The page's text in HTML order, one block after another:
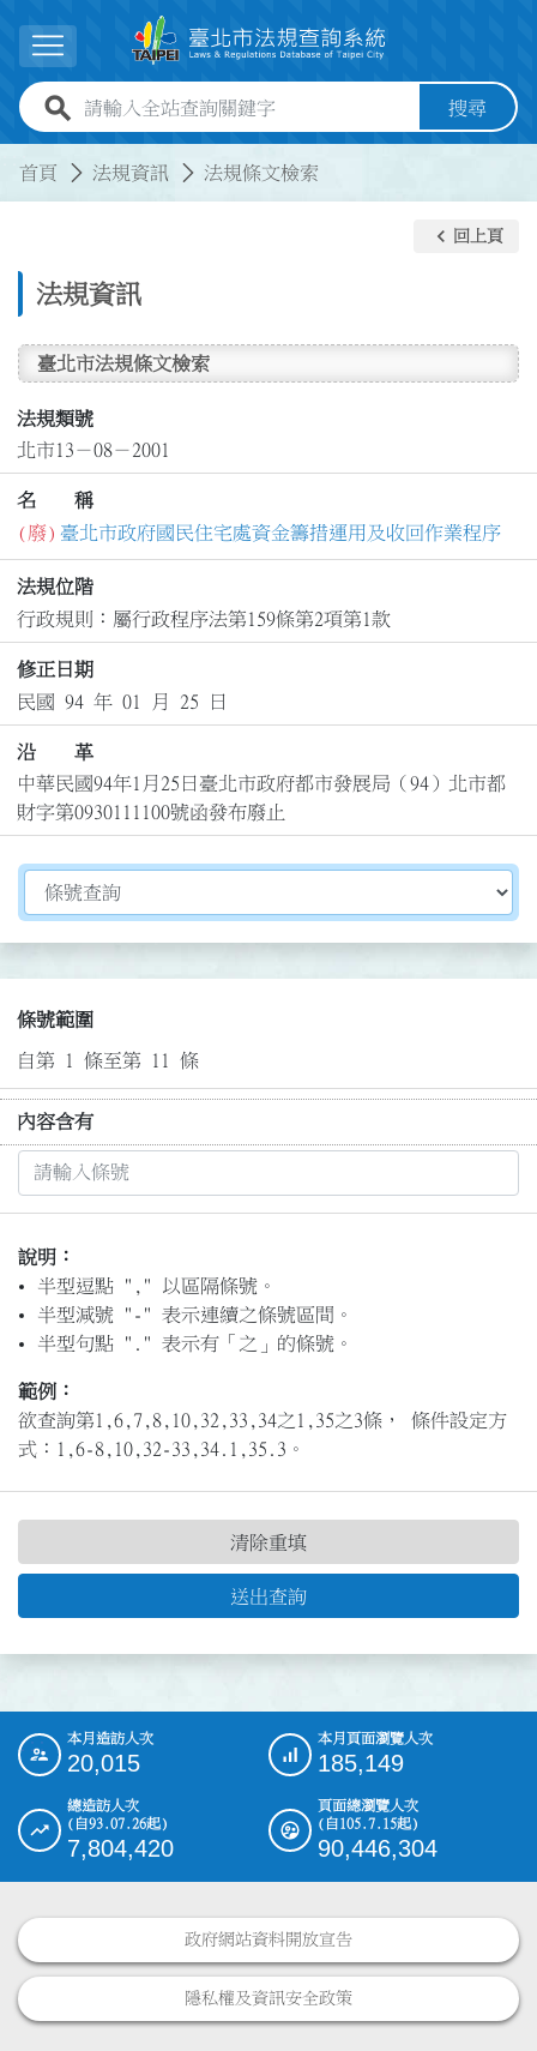
展開選單
全站查詢關鍵字欄位 搜尋
首頁 法規資訊 法規條文檢索
法規資訊
keyboard_arrow_left 回上頁
臺北市法規條文檢索
法規類號
北市13－08－2001
名 稱
(廢) 臺北市政府國民住宅處資金籌措運用及收回作業程序
法規位階
行政規則：屬行政程序法第159條第2項第1款
修正日期
民國 94 年 01 月 25 日
沿 革
中華民國94年1月25日臺北市政府都市發展局（94）北市都
財字第0930111100號函發布廢止
切換選擇法規資訊內容
條號範圍
自第 1 條至第 11 條
內容含有
說明：
半型逗點 "," 以區隔條號。
半型減號 "-" 表示連續之條號區間。
半型句點 "." 表示有「之」的條號。
範例：
欲查詢第1,6,7,8,10,32,33,34之1,35之3條， 條件設定方
式：1,6-8,10,32-33,34.1,35.3。
送出查詢
清除重填
::: 本月造訪人次
20,015
本月頁面瀏覽人次
185,149
總造訪人次
(自93.07.26起)
7,804,420
頁面總瀏覽人次
(自105.7.15起)
90,446,304
政府網站資料開放宣告
隱私權及資訊安全政策